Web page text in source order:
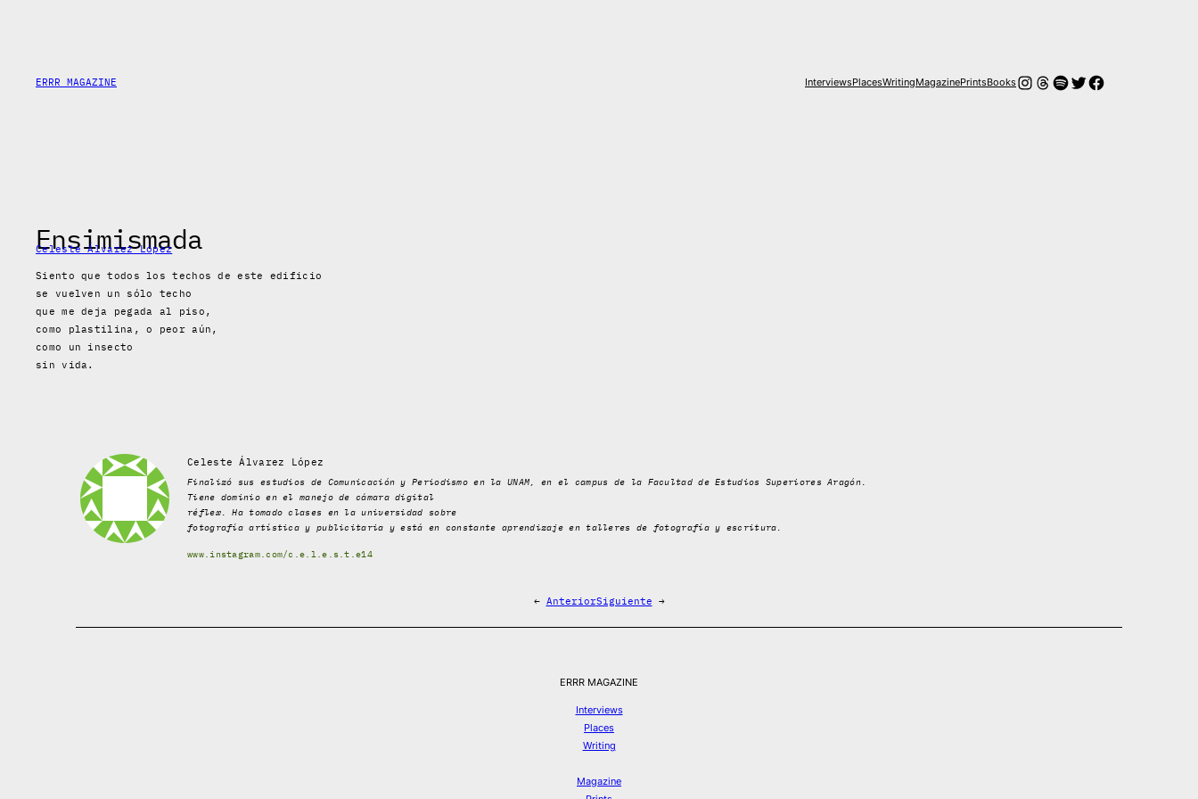
ERRR MAGAZINE InterviewsPlacesWritingMagazinePrintsBooksInstagram
Hilos
Spotify
Twitter
Facebook
Ensimismada
Celeste Álvarez López
Siento que todos los techos de este edificio
se vuelven un sólo techo
que me deja pegada al piso,
como plastilina, o peor aún,
como un insecto
sin vida.
Celeste Álvarez López
Finalizó sus estudios de Comunicación y Periodismo en la UNAM, en el campus de la Facultad de Estudios Superiores Aragón.
Tiene dominio en el manejo de cámara digital
réflex. Ha tomado clases en la universidad sobre
fotografía artística y publicitaria y está en constante aprendizaje en talleres de fotografía y escritura.
www.instagram.com/c.e.l.e.s.t.e14
← AnteriorSiguiente →
ERRR MAGAZINE
Interviews
Places
Writing
Magazine